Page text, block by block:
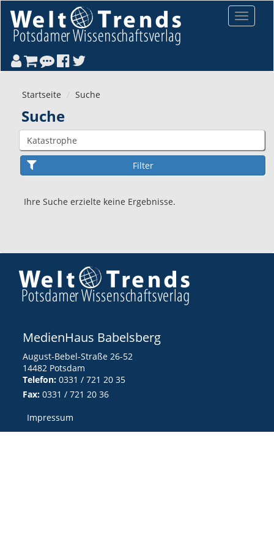
Toggle
Startseite Suche
Suche
Ihre Suche erzielte keine Ergebnisse.
MedienHaus Babelsberg
August-Bebel-Straße 26-52
14482 Potsdam
Telefon: 0331 / 721 20 35
Fax: 0331 / 721 20 36
Impressum